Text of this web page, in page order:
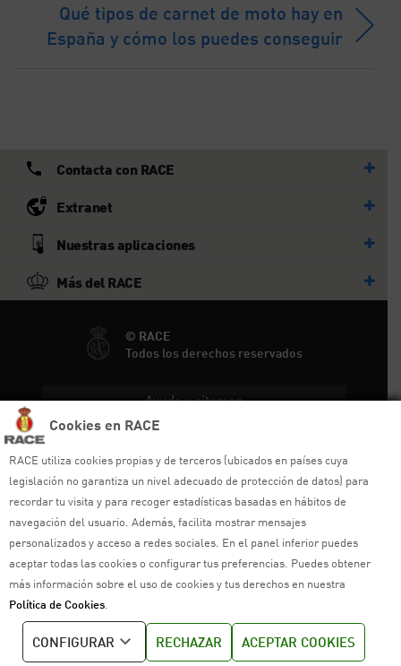
Cookies en RACE
RACE utiliza cookies propias y de terceros (ubicados en países cuya
legislación no garantiza un nivel adecuado de protección de datos) para
recordar tu visita y para recoger estadísticas basadas en hábitos de
navegación del usuario. Además, facilita mostrar mensajes
personalizados y acceso a redes sociales. En el panel inferior puedes
aceptar todas las cookies o configurar tus preferencias. Puedes obtener
más información sobre el uso de cookies y tus derechos en nuestra
Política de Cookies
CONFIGURAR RECHAZAR ACEPTAR COOKIES
Qué tipos de carnet de moto hay en
España y cómo los puedes conseguir
Contacta con RACE
Extranet
Nuestras aplicaciones
Más del RACE
© RACE
Todos los derechos reservados
Ayuda y sitemap
Política de privacidad
Política de cookies
Política de calidad
Canal de denuncias